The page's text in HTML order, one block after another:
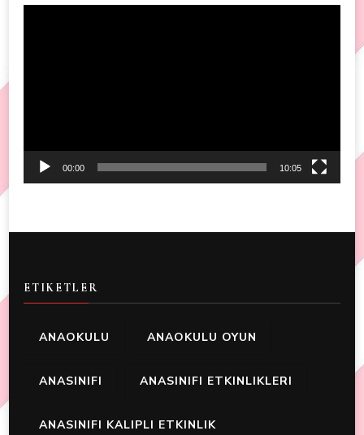
00:00 10:05
ETIKETLER
ANAOKULU ANAOKULU OYUN
ANASINIFI ANASINIFI ETKINLIKLERI
ANASINIFI KALIPLI ETKINLIK